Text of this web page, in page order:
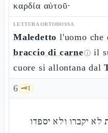
καρδία αὐτοῦ·
LETTURA ORTODOSSA
Maledetto l'uomo che
braccio di carneⓘ il
cuore si allontana dal
6 🗝️1
לא יקברו ולא יספדו